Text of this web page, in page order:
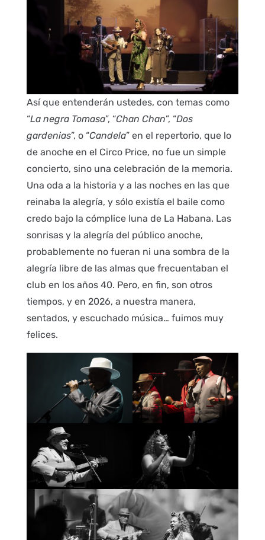
Así que entenderán ustedes, con temas como
“La negra Tomasa”, “Chan Chan”, “Dos
gardenias”, o “Candela” en el repertorio, que lo
de anoche en el Circo Price, no fue un simple
concierto, sino una celebración de la memoria.
Una oda a la historia y a las noches en las que
reinaba la alegría, y sólo existía el baile como
credo bajo la cómplice luna de La Habana. Las
sonrisas y la alegría del público anoche,
probablemente no fueran ni una sombra de la
alegría libre de las almas que frecuentaban el
club en los años 40. Pero, en fin, son otros
tiempos, y en 2026, a nuestra manera,
sentados, y escuchado música… fuimos muy
felices.